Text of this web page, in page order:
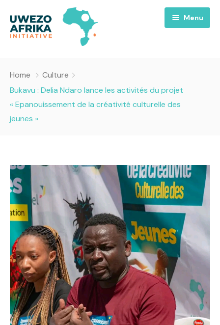
Menu
Nous
A propos
Projets
Success Story
Santé
Politique
Technologies
Entreprenariat
Emissions
Opportunités
Home
Culture
Bukavu : Delia Ndaro lance les activités du projet
« Epanouissement de la créativité culturelle des
jeunes »